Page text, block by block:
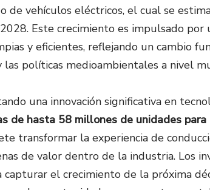
de vehículos eléctricos, el cual se
Este crecimiento es impulsado por
y eficientes, reflejando un cambio
las políticas medioambientales a nivel
una innovación significativa en
de hasta 58 millones de unidades
transformar la experiencia de
de valor dentro de la industria. Los
capturar el crecimiento de la próxima